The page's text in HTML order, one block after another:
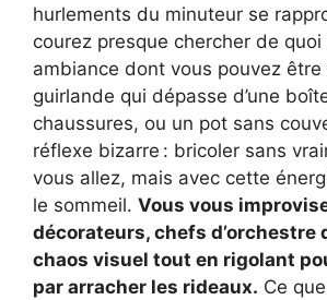
hurlements du minuteur se
courez presque chercher de
ambiance dont vous pouvez être
guirlande qui dépasse d’une
chaussures, ou un pot sans
réflexe bizarre : bricoler sans
vous allez, mais avec cette
le sommeil. Vous vous
décorateurs, chefs d’orchestre
chaos visuel tout en rigolant
par arracher les rideaux. Ce